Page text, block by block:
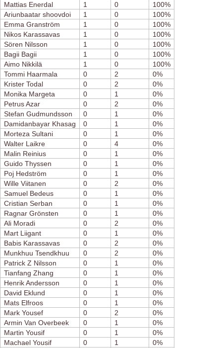
Mattias Enerdal
1 0
100%
Ariunbaatar shoovdoi
1 0
100%
Emma Granström
1 0
100%
Nikos Karassavas
1 0
100%
Sören Nilsson
1 0
100%
Bagii Bagii
1 0
100%
Aimo Nikkilä
1 0
100%
Tommi Haarmala
0 2
0%
Krister Todal
0 2
0%
Monika Margeta
0 1
0%
Petrus Azar
0 2
0%
Stefan Gudmundsson
0 1
0%
Damidanbayar Khasag
0 1
0%
Morteza Sultani
0 1
0%
Walter Laikre
0 4
0%
Malin Reinius
0 1
0%
Guido Thyssen
0 1
0%
Poj Hedström
0 1
0%
Wille Viitanen
0 2
0%
Samuel Bedeus
0 1
0%
Cristian Serban
0 1
0%
Ragnar Grönsten
0 1
0%
Ali Moradi
0 2
0%
Mart Liigant
0 1
0%
Babis Karassavas
0 2
0%
Munkhuu Tsendkhuu
0 2
0%
Patrick Z Nilsson
0 1
0%
Tianfang Zhang
0 1
0%
Henrik Andersson
0 1
0%
David Eklund
0 1
0%
Mats Elfroos
0 1
0%
Mark Yousef
0 2
0%
Armin Van Overbeek
0 1
0%
Martin Yousif
0 1
0%
Machael Yousif
0 1
0%